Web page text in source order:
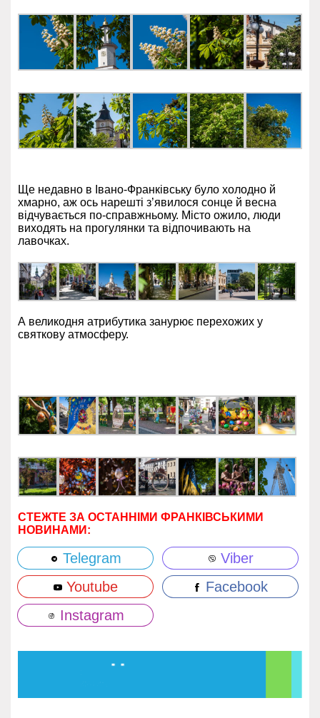
Ще недавно в Івано-Франківську було холодно й
хмарно, аж ось нарешті з’явилося сонце й весна
відчувається по-справжньому. Місто ожило, люди
виходять на прогулянки та відпочивають на
лавочках.
А великодня атрибутика занурює перехожих у
святкову атмосферу.
СТЕЖТЕ ЗА ОСТАННІМИ ФРАНКІВСЬКИМИ
НОВИНАМИ:
Telegram
Viber
Youtube
Facebook
Instagram